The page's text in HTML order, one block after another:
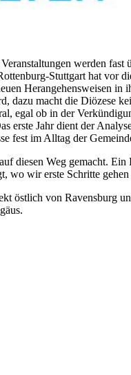
werden
Stuttgart hat vor
Herangehensweisen
dazu macht die Diözese
egal ob in der
erste Jahr dient der
fest im Alltag der
diesen Weg gemacht.
wo wir erste Schritte
östlich von Ravensburg